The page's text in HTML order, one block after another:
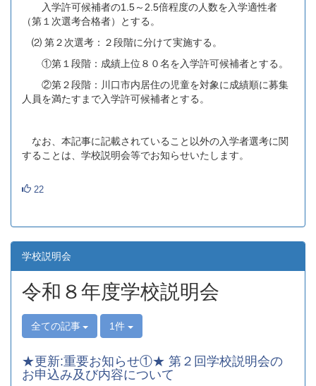
入学許可候補者の1.5～2.5倍程度の人数を入学適性者
（第１次選考合格者）とする。
⑵ 第２次選考：２段階に分けて実施する。
①第１段階：成績上位８０名を入学許可候補者とする。
②第２段階：川口市内居住の児童を対象に成績順に募集
人員を満たすまで入学許可候補者とする。
なお、本記事に記載されていること以外の入学者選考に関
することは、学校説明会等でお知らせいたします。
22
学校説明会
令和８年度学校説明会
全ての記事 1件
★更新:重要お知らせ①★ 第２回学校説明会の
お申込み及び内容について